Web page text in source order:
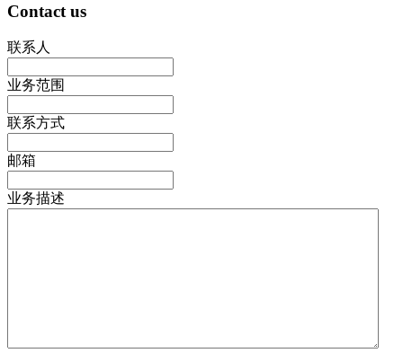
Contact us
联系人
业务范围
联系方式
邮箱
业务描述